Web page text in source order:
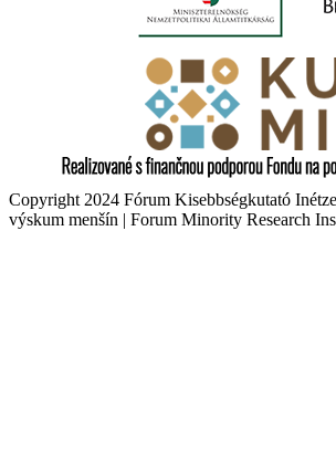
Copyright 2024 Fórum Kisebbségkutató
výskum menšín | Forum Minority Research